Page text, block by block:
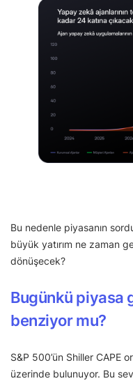
Bu nedenle piyasanın
büyük yatırım ne zaman
dönüşecek?
Bugünkü piyasa
benziyor mu?
S&P 500’ün Shiller CAPE
üzerinde bulunuyor. Bu